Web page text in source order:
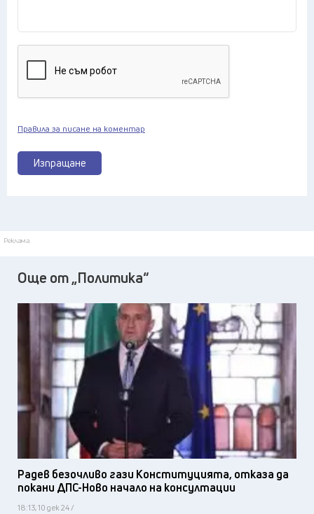
Изпращане
Правила за писане на коментар
Реклама
Още от „Политика“
Радев безочливо гази Конституцията, отказа да
покани ДПС-Ново начало на консултации
18:13, 10 дек 24 /